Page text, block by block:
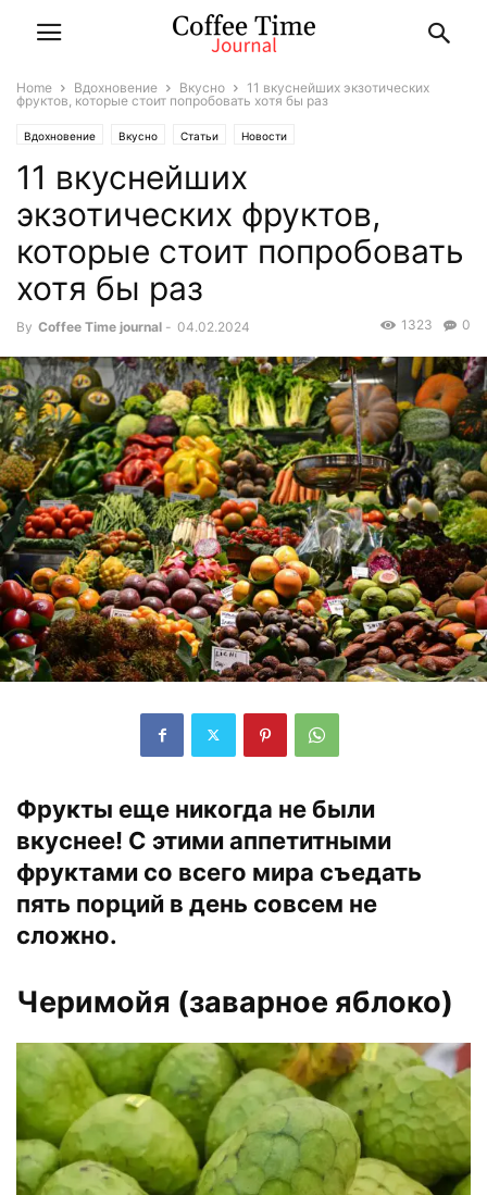
Home Вдохновение Вкусно
11 вкуснейших экзотических
фруктов, которые стоит попробовать хотя бы раз
Вдохновение Вкусно Статьи Новости
11 вкуснейших
экзотических фруктов,
которые стоит попробовать
хотя бы раз
By Coffee Time journal - 04.02.2024 0
1323
Фрукты еще никогда не были
вкуснее! С этими аппетитными
фруктами со всего мира съедать
пять порций в день совсем не
сложно.
Черимойя (заварное яблоко)